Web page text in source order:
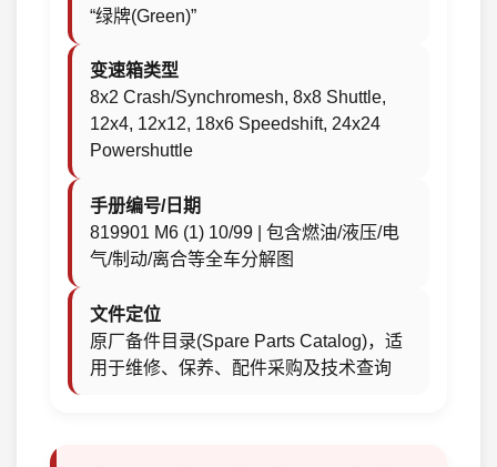
“绿牌(Green)”
变速箱类型
8x2 Crash/Synchromesh, 8x8 Shuttle,
12x4, 12x12, 18x6 Speedshift, 24x24
Powershuttle
手册编号/日期
819901 M6 (1) 10/99 | 包含燃油/液压/电
气/制动/离合等全车分解图
文件定位
原厂备件目录(Spare Parts Catalog)，适
用于维修、保养、配件采购及技术查询